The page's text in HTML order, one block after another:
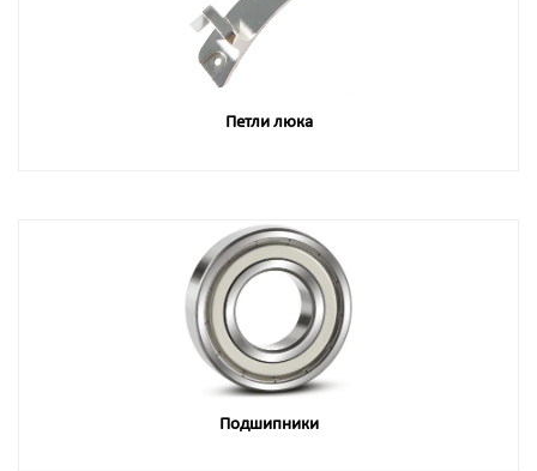
Петли люка
Подшипники